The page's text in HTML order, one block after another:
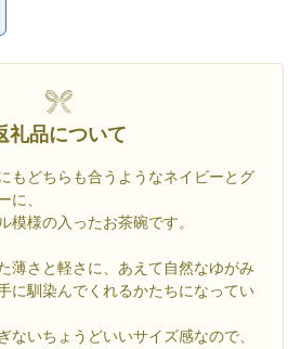
礼品について
もどちらも合うようなネイビーとグ
に、
模様の入ったお茶碗です。
薄さと軽さに、あえて自然なゆがみ
に馴染んでくれるかたちになってい
ないちょうどいいサイズ感なので、